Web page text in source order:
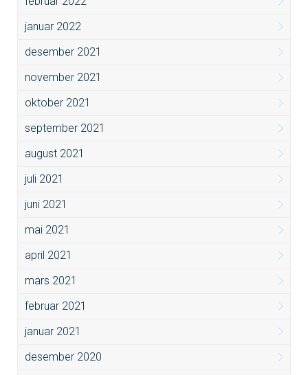
januar 2022
desember 2021
november 2021
oktober 2021
september 2021
august 2021
juli 2021
juni 2021
mai 2021
april 2021
mars 2021
februar 2021
januar 2021
desember 2020